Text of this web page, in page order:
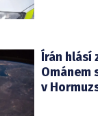
Írán hlásí
Ománem
v